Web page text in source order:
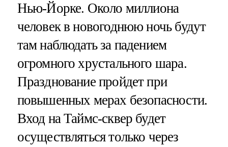
Нью-Йорке. Около миллиона
человек в новогоднюю ночь будут
там наблюдать за падением
огромного хрустального шара.
Празднование пройдет при
повышенных мерах безопасности.
Вход на Таймс-сквер будет
осуществляться только через